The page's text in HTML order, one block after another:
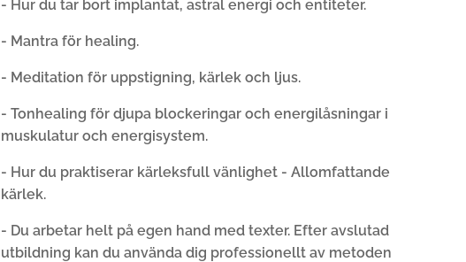
- Hur du tar bort implantat, astral energi och entiteter.
- Mantra för healing.
- Meditation för uppstigning, kärlek och ljus.
- Tonhealing för djupa blockeringar och energilåsningar i
muskulatur och energisystem.
- Hur du praktiserar kärleksfull vänlighet - Allomfattande
kärlek.
- Du arbetar helt på egen hand med texter. Efter avslutad
utbildning kan du använda dig professionellt av metoden